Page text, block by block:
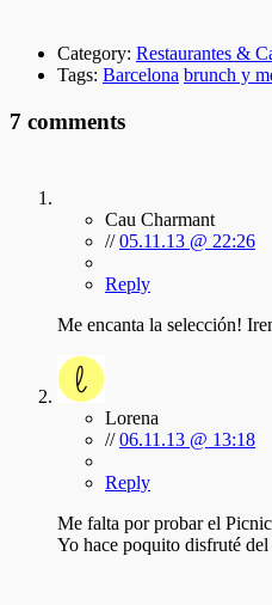
Category: Restaurantes &
Tags: Barcelona brunch y
7 comments
Cau Charmant
//05.11.13 @ 22:26
Reply
Me encanta la selección!
Lorena
//06.11.13 @ 13:18
Reply
Me falta por probar el
Yo hace poquito disfruté